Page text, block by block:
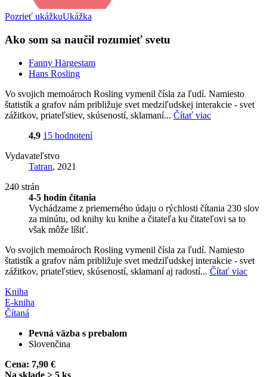
Pozrieť ukážkuUkážka
Ako som sa naučil rozumieť svetu
Fanny Härgestam
Hans Rosling
Vo svojich memoároch Rosling vymenil čísla za ľudí. Namiesto
štatistík a grafov nám približuje svet medziľudskej interakcie - svet
zážitkov, priateľstiev, skúseností, sklamaní... Čítať viac
4,9 15 hodnotení
Vydavateľstvo
Tatran, 2021
240 strán
4-5 hodín čítania
Vychádzame z priemerného údaju o rýchlosti čítania 230 slov
za minútu, od knihy ku knihe a čitateľa ku čitateľovi sa to
však môže líšiť.
Vo svojich memoároch Rosling vymenil čísla za ľudí. Namiesto
štatistík a grafov nám približuje svet medziľudskej interakcie - svet
zážitkov, priateľstiev, skúseností, sklamaní aj radostí... Čítať viac
Kniha
E-kniha
Čítaná
Pevná väzba s prebalom
Slovenčina
Cena: 7,90 €
Na sklade > 5 ks